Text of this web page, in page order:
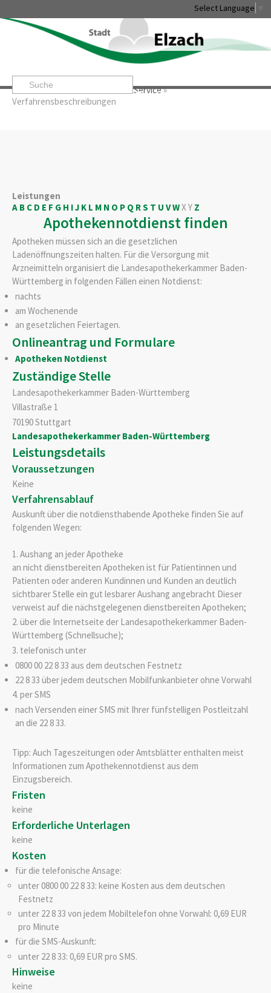
Select Language
Startseite» »Service»
Verfahrensbeschreibungen
Leben & Erleben Rathaus & Service
Leistungen
A B C D E F G H IJ K L M N O P Q RS T U VWXY Z
Apothekennotdienst finden
Apotheken müssen sich an die gesetzlichen
Ladenöffnungszeiten halten. Für die Versorgung mit
Arzneimitteln organisiert die Landesapothekerkammer Baden-
Württemberg in folgenden Fällen einen Notdienst:
nachts
am Wochenende
an gesetzlichen Feiertagen.
Onlineantrag und Formulare
Apotheken Notdienst
Zuständige Stelle
Landesapothekerkammer Baden-Württemberg
Villastraße 1
70190 Stuttgart
Landesapothekerkammer Baden-Württemberg
Leistungsdetails
Voraussetzungen
Keine
Verfahrensablauf
Auskunft über die notdiensthabende Apotheke finden Sie auf
folgenden Wegen:
1. Aushang an jeder Apotheke
an nicht dienstbereiten Apotheken ist für Patientinnen und
Patienten oder anderen Kundinnen und Kunden an deutlich
sichtbarer Stelle ein gut lesbarer Aushang angebracht Dieser
verweist auf die nächstgelegenen dienstbereiten Apotheken;
2. über die Internetseite der Landesapothekerkammer Baden-
Württemberg (Schnellsuche);
3. telefonisch unter
0800 00 22 8 33 aus dem deutschen Festnetz
22 8 33 über jedem deutschen Mobilfunkanbieter ohne Vorwahl
4. per SMS
nach Versenden einer SMS mit Ihrer fünfstelligen Postleitzahl
an die 22 8 33.
Tipp: Auch Tageszeitungen oder Amtsblätter enthalten meist
Informationen zum Apothekennotdienst aus dem
Einzugsbereich.
Fristen
keine
Erforderliche Unterlagen
keine
Kosten
für die telefonische Ansage:
unter 0800 00 22 8 33: keine Kosten aus dem deutschen
Festnetz
unter 22 8 33 von jedem Mobiltelefon ohne Vorwahl: 0,69 EUR
pro Minute
für die SMS-Auskunft:
unter 22 8 33: 0,69 EUR pro SMS.
Hinweise
keine